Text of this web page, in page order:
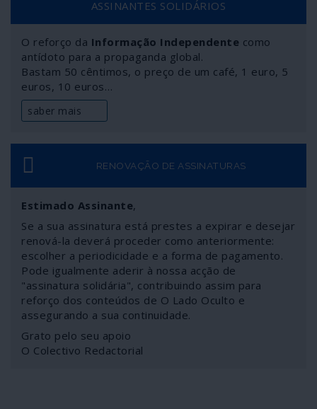
e pretende administrar todo o planeta. Em Portugal a
NATO não se discute, engendrando-se assim um
conflito constitucional com o qual sucessivos governos
têm vivido muito bem. O povo e a democracia é que não.
ASSINANTES SOLIDÁRIOS
O reforço da Informação Independente como
antídoto para a propaganda global.
Bastam 50 cêntimos, o preço de um café, 1 euro, 5
euros, 10 euros…
saber mais
RENOVAÇÃO DE ASSINATURAS
Estimado Assinante,
Se a sua assinatura está prestes a expirar e desejar
renová-la deverá proceder como anteriormente:
escolher a periodicidade e a forma de pagamento.
Pode igualmente aderir à nossa acção de
"assinatura solidária", contribuindo assim para
reforço dos conteúdos de O Lado Oculto e
assegurando a sua continuidade.
Grato pelo seu apoio
O Colectivo Redactorial